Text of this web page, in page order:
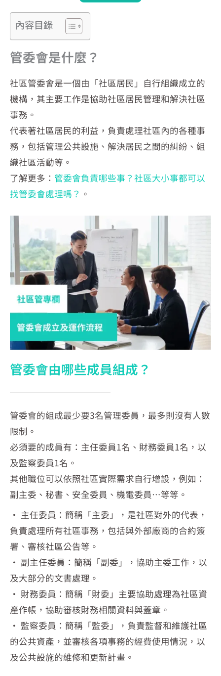
內容目錄
管委會是什麼？
社區管委會是一個由「社區居民」自行組織成立的
機構，其主要工作是協助社區居民管理和解決社區
事務。
代表著社區居民的利益，負責處理社區內的各種事
務，包括管理公共設施、解決居民之間的糾紛、組
織社區活動等。
了解更多： 管委會負責哪些事？社區大小事都可以
找管委會處理嗎？ 。
管委會由哪些成員組成？
管委會的組成最少要3名管理委員，最多則沒有人數
限制。
必須要的成員有：主任委員1名、財務委員1名，以
及監察委員1名。
其他職位可以依照社區實際需求自行增設，例如：
副主委、秘書、安全委員、機電委員…等等。
· 主任委員：簡稱「主委」，是社區對外的代表，
負責處理所有社區事務，包括與外部廠商的合約簽
署、審核社區公告等。
· 副主任委員：簡稱「副委」，協助主委工作，以
及大部分的文書處理。
· 財務委員：簡稱「財委」主要協助處理為社區資
產作帳，協助審核財務相關資料與蓋章。
· 監察委員：簡稱「監委」，負責監督和維護社區
的公共資產，並審核各項事務的經費使用情況，以
及公共設施的維修和更新計畫。